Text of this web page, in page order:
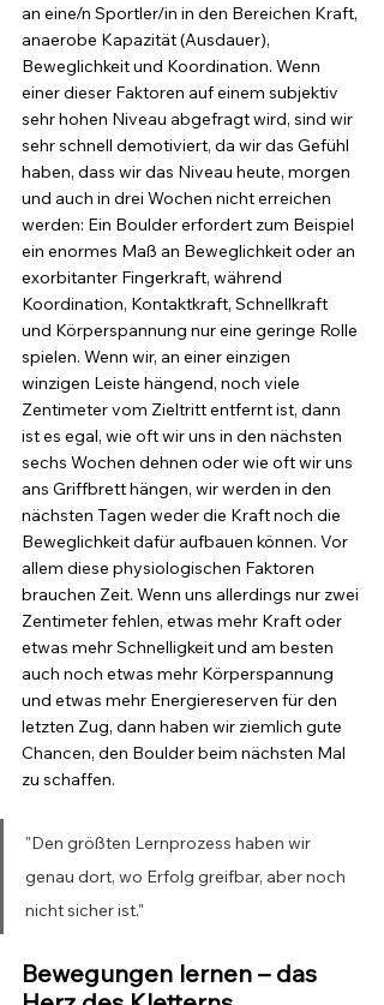
an eine/n Sportler/in in den Bereichen Kraft,
anaerobe Kapazität (Ausdauer),
Beweglichkeit und Koordination. Wenn
einer dieser Faktoren auf einem subjektiv
sehr hohen Niveau abgefragt wird, sind wir
sehr schnell demotiviert, da wir das Gefühl
haben, dass wir das Niveau heute, morgen
und auch in drei Wochen nicht erreichen
werden: Ein Boulder erfordert zum Beispiel
ein enormes Maß an Beweglichkeit oder an
exorbitanter Fingerkraft, während
Koordination, Kontaktkraft, Schnellkraft
und Körperspannung nur eine geringe Rolle
spielen. Wenn wir, an einer einzigen
winzigen Leiste hängend, noch viele
Zentimeter vom Zieltritt entfernt ist, dann
ist es egal, wie oft wir uns in den nächsten
sechs Wochen dehnen oder wie oft wir uns
ans Griffbrett hängen, wir werden in den
nächsten Tagen weder die Kraft noch die
Beweglichkeit dafür aufbauen können. Vor
allem diese physiologischen Faktoren
brauchen Zeit. Wenn uns allerdings nur zwei
Zentimeter fehlen, etwas mehr Kraft oder
etwas mehr Schnelligkeit und am besten
auch noch etwas mehr Körperspannung
und etwas mehr Energiereserven für den
letzten Zug, dann haben wir ziemlich gute
Chancen, den Boulder beim nächsten Mal
zu schaffen.
"Den größten Lernprozess haben wir
genau dort, wo Erfolg greifbar, aber noch
nicht sicher ist."
Bewegungen lernen – das